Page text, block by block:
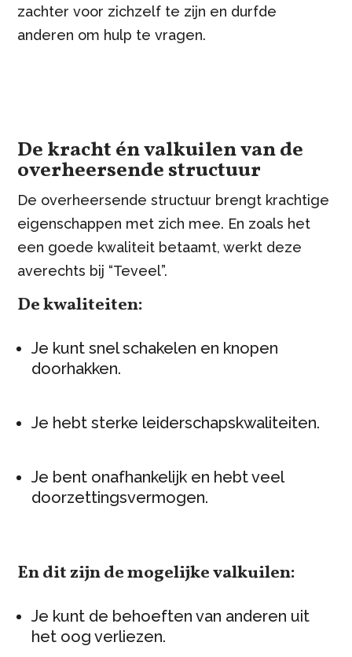
zachter voor zichzelf te zijn en durfde
anderen om hulp te vragen.
De kracht én valkuilen van de
overheersende structuur
De overheersende structuur brengt krachtige
eigenschappen met zich mee. En zoals het
een goede kwaliteit betaamt, werkt deze
averechts bij “Teveel”.
De kwaliteiten:
Je kunt snel schakelen en knopen
doorhakken.
Je hebt sterke leiderschapskwaliteiten.
Je bent onafhankelijk en hebt veel
doorzettingsvermogen.
En dit zijn de mogelijke valkuilen:
Je kunt de behoeften van anderen uit
het oog verliezen.